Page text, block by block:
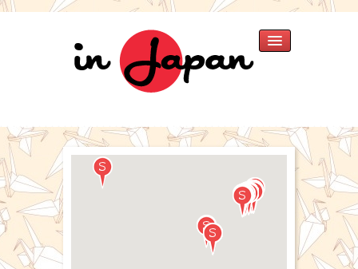
Verhalen »
Japan 2025
Japan 2018
Thailand 2015